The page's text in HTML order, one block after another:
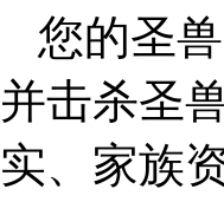
您的圣
并击杀圣
实、家族